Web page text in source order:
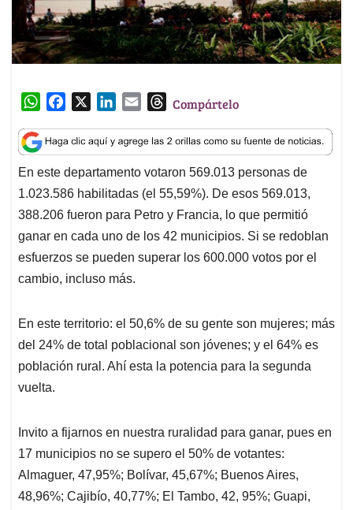
W
a
t
s
A
p
p
c
e
b
o
o
k
n
k
e
d
I
n
a
i
l
T
r
e
a
d
s
Compártelo
En este departamento votaron 569.013 personas de
1.023.586 habilitadas (el 55,59%). De esos 569.013,
388.206 fueron para Petro y Francia, lo que permitió
ganar en cada uno de los 42 municipios. Si se redoblan
esfuerzos se pueden superar los 600.000 votos por el
cambio, incluso más.
En este territorio: el 50,6% de su gente son mujeres; más
del 24% de total poblacional son jóvenes; y el 64% es
población rural. Ahí esta la potencia para la segunda
vuelta.
Invito a fijarnos en nuestra ruralidad para ganar, pues en
17 municipios no se supero el 50% de votantes:
Almaguer, 47,95%; Bolívar, 45,67%; Buenos Aires,
48,96%; Cajibío, 40,77%; El Tambo, 42, 95%; Guapi,